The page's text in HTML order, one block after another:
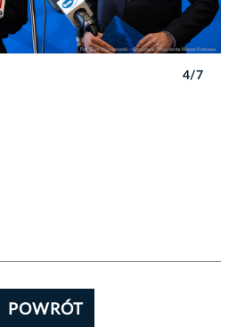
4/7
POWRÓT